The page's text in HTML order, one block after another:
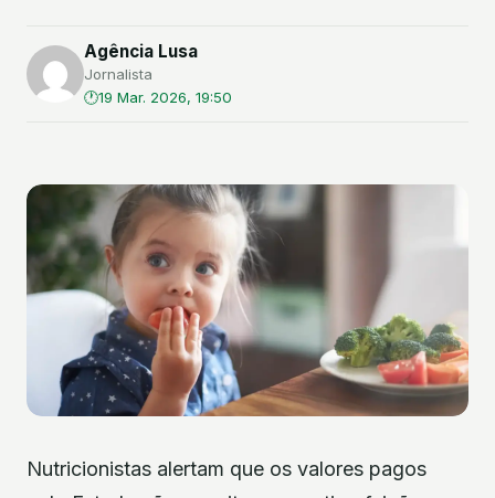
Agência Lusa
Jornalista
19 Mar. 2026, 19:50
Nutricionistas alertam que os valores pagos